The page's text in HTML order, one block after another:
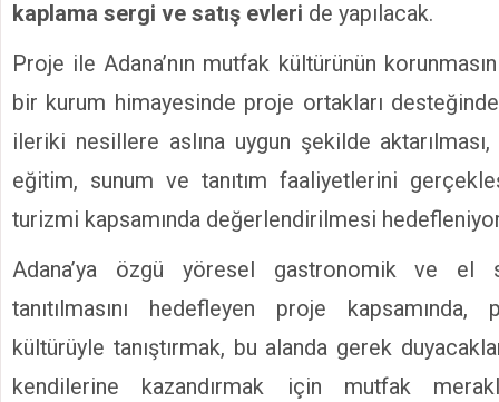
kaplama sergi ve satış evleri de yapılacak.
Proje ile Adana’nın mutfak kültürünün
bir kurum himayesinde proje ortakları desteğinde
ileriki nesillere aslına uygun şekilde
eğitim, sunum ve tanıtım faaliyetlerini
turizmi kapsamında değerlendirilmesi
Adana’ya özgü yöresel gastronomik ve el
tanıtılmasını hedefleyen proje
kültürüyle tanıştırmak, bu alanda gerek
kendilerine kazandırmak için mutfak